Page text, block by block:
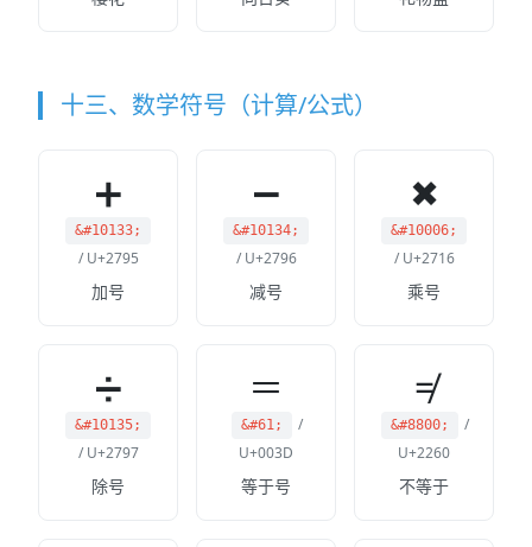
十三、数学符号（计算/公式）
➕
&#10133;
/ U+2795
加号
➖
&#10134;
/ U+2796
减号
✖
&#10006;
/ U+2716
乘号
➗
&#10135;
/ U+2797
除号
＝
&#61;
/
U+003D
等于号
≠
&#8800;
/
U+2260
不等于